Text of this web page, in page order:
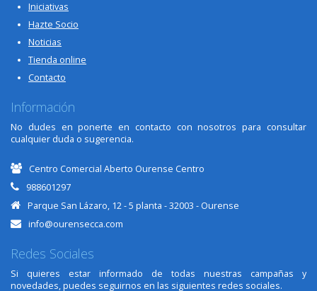
Iniciativas
Hazte Socio
Noticias
Tienda online
Contacto
Información
No dudes en ponerte en contacto con nosotros para consultar
cualquier duda o sugerencia.
Centro Comercial Aberto Ourense Centro
988601297
Parque San Lázaro, 12 - 5 planta - 32003 - Ourense
info@ourensecca.com
Redes Sociales
Si quieres estar informado de todas nuestras campañas y
novedades, puedes seguirnos en las siguientes redes sociales.